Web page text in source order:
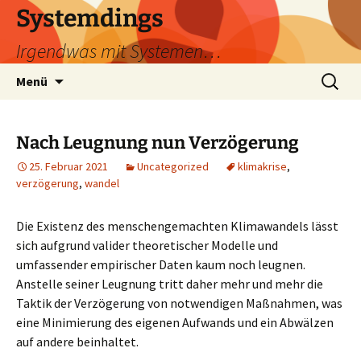
Zum
Inhalt
springen
Systemdings
Irgendwas mit Systemen…
Menü
Suchen
nach:
Nach Leugnung nun Verzögerung
25. Februar 2021 Uncategorized klimakrise,
verzögerung, wandel
Die Existenz des menschengemachten Klimawandels lässt
sich aufgrund valider theoretischer Modelle und
umfassender empirischer Daten kaum noch leugnen.
Anstelle seiner Leugnung tritt daher mehr und mehr die
Taktik der Verzögerung von notwendigen Maßnahmen, was
eine Minimierung des eigenen Aufwands und ein Abwälzen
auf andere beinhaltet.